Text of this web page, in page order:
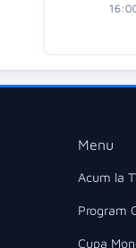
Menu
Acum la
Program
Cupa